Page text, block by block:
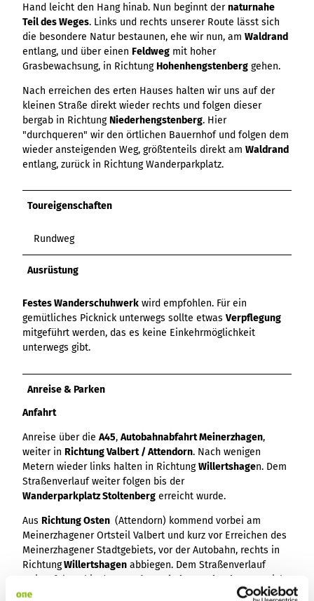
Hand leicht den Hang hinab. Nun beginnt dernaturnahe
Teil des Weges. Links und rechts unserer Route lässt sich
die besondere Natur bestaunen, ehe wir nun, am Waldrand
entlang, und über einen Feldweg mit hoher
Grasbewachsung, in Richtung Hohenhengstenberg gehen.
Nach erreichen des erten Hauses halten wir uns auf der
kleinen Straße direkt wieder rechts und folgen dieser
bergab in Richtung Niederhengstenberg. Hier
"durchqueren" wir den örtlichen Bauernhof und folgen dem
wieder ansteigenden Weg, größtenteils direkt am Waldrand
entlang, zurück in Richtung Wanderparkplatz.
Toureigenschaften
Rundweg
Ausrüstung
Festes Wanderschuhwerk wird empfohlen. Für ein
gemütliches Picknick unterwegs sollte etwas Verpflegung
mitgeführt werden, das es keine Einkehrmöglichkeit
unterwegs gibt.
Anreise & Parken
Anfahrt
Anreise über die A45, Autobahnabfahrt Meinerzhagen,
weiter in Richtung Valbert / Attendorn. Nach wenigen
Metern wieder links halten in RichtungWillertshagen. Dem
Straßenverlauf weiter folgen bis der
Wanderparkplatz Stoltenberg erreicht wurde.
Aus Richtung Osten (Attendorn) kommend vorbei am
Meinerzhagener Ortsteil Valbert und kurz vor Erreichen des
Meinerzhagener Stadtgebiets, vor der Autobahn, rechts in
RichtungWillertshagen abbiegen. Dem Straßenverlauf
weiter folgen bis der
Wanderparkplatz Stoltenberg
erreicht
wurde.